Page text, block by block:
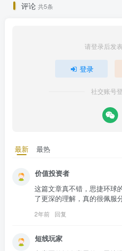
评论 共5条
请登录后发
登录
社交账号
最新 最热
价值投资者
这篇文章真不错，思捷环球
了更深的理解，真的很佩服
2年前 回复
短线玩家